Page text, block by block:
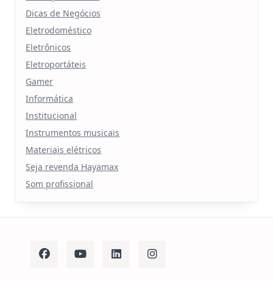
Dicas de Negócios
Eletrodoméstico
Eletrônicos
Eletroportáteis
Gamer
Informática
Institucional
Instrumentos musicais
Materiais elétricos
Seja revenda Hayamax
Som profissional